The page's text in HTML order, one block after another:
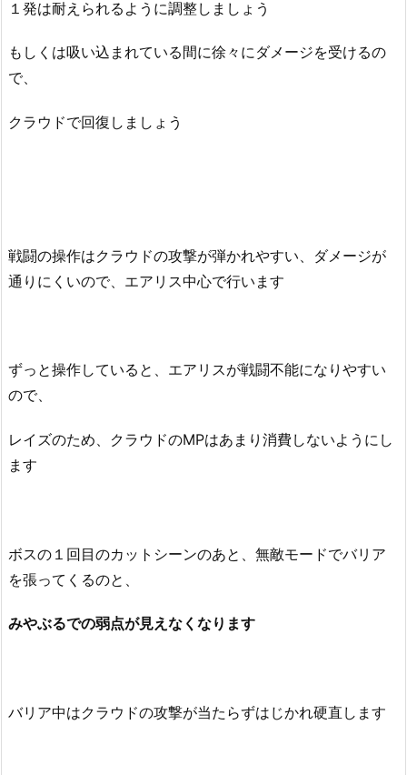
１発は耐えられるように調整しましょう
もしくは吸い込まれている間に徐々にダメージを受けるの
で、
クラウドで回復しましょう
戦闘の操作はクラウドの攻撃が弾かれやすい、ダメージが
通りにくいので、エアリス中心で行います
ずっと操作していると、エアリスが戦闘不能になりやすい
ので、
レイズのため、クラウドのMPはあまり消費しないようにし
ます
ボスの１回目のカットシーンのあと、無敵モードでバリア
を張ってくるのと、
みやぶるでの弱点が見えなくなります
バリア中はクラウドの攻撃が当たらずはじかれ硬直します